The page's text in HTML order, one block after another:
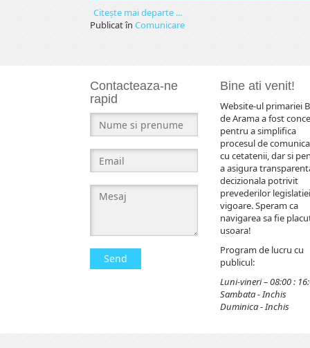
Citeşte mai departe ...
Publicat în Comunicare
Contacteaza-ne
rapid
Send
Bine ati venit!
Website-ul primariei
de Arama a fost
pentru a simplifica
procesul de
cu cetatenii, dar si
a asigura
decizionala potrivit
prevederilor
vigoare. Speram ca
navigarea sa fie
usoara!
Program de lucru cu
publicul:
Luni-vineri – 08:00 :
Sambata - Inchis
Duminica - Inchis